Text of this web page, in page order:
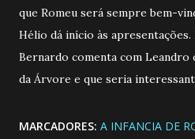
que Romeu será sempre bem-
Hélio dá início às
Bernardo comenta com Leandro
da Árvore e que seria
MARCADORES: A INFANCIA DE